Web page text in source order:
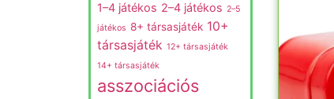
1–4 játékos 2–4 játékos 2–5
játékos 8+ társasjáték 10+
társasjáték 12+ társasjáték
14+ társasjáték
asszociációs